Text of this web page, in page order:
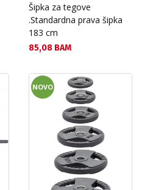
Šipka za tegove
.Standardna prava šipka
183 cm
Текуща цена:
85,08 BAM
NOVO